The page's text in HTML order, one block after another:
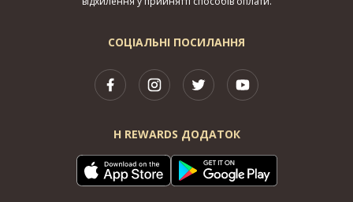
СОЦІАЛЬНІ ПОСИЛАННЯ
H REWARDS ДОДАТОК